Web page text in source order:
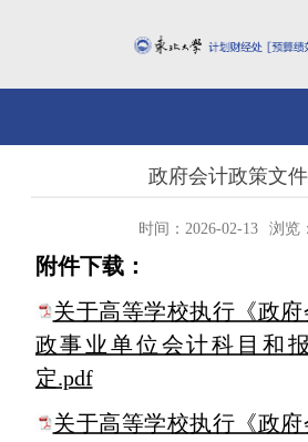
政府会计政策文
时间：2026-02-13 浏览：
附件下载：
关于高等学校执行《政
政事业单位会计科目和
定.pdf
关于高等学校执行《政